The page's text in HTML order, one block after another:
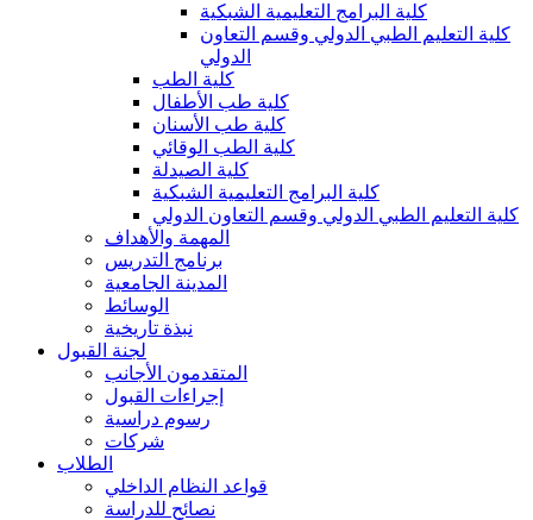
كلية البرامج التعليمية الشبكية
كلية التعليم الطبي الدولي وقسم التعاون
الدولي
كلية الطب
كلية طب الأطفال
كلية طب الأسنان
كلية الطب الوقائي
كلية الصيدلة
كلية البرامج التعليمية الشبكية
كلية التعليم الطبي الدولي وقسم التعاون الدولي
المهمة والأهداف
برنامج التدريس
المدينة الجامعية
الوسائط
نبذة تاريخية
لجنة القبول
المتقدمون الأجانب
إجراءات القبول
رسوم دراسية
شركات
الطلاب
قواعد النظام الداخلي
نصائح للدراسة